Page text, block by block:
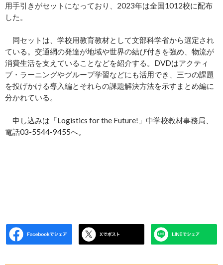
用手引きがセットになっており、2023年は全国1012校に配布
した。
同セットは、学校用教育教材として文部科学省から選定され
ている。交通網の発達が地域や世界の結び付きを強め、物流が
消費生活を支えていることなどを紹介する。DVDはアクティ
ブ・ラーニングやグループ学習などにも活用でき、三つの課題
を投げかける導入編とそれらの課題解決方法を示すまとめ編に
分かれている。
申し込みは「Logistics for the Future!」中学校教材事務局、
電話03-5544-9455へ。